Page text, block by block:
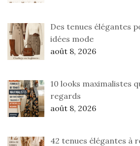
Des tenues élégantes
idées mode
août 8, 2026
10 looks maximalistes
regards
août 8, 2026
42 tenues élégantes à